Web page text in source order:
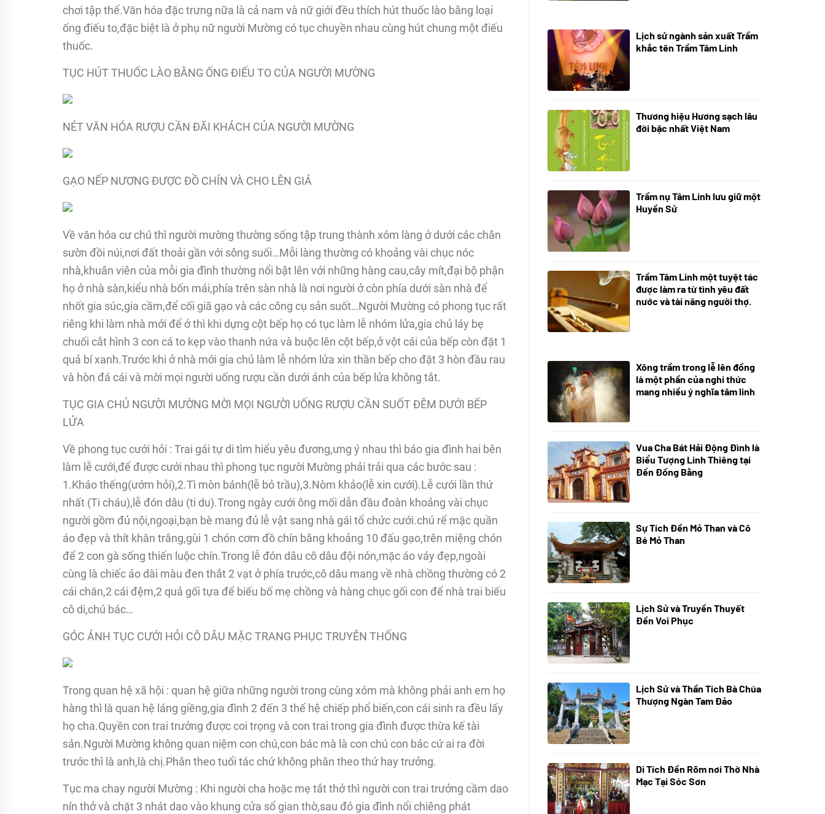
chơi tập thể.Văn hóa đặc trưng nữa là cả nam và nữ giới đều thích hút thuốc lào bằng loại
ống điếu to,đặc biệt là ở phụ nữ người Mường có tục chuyền nhau cùng hút chung một điếu
thuốc.
TỤC HÚT THUỐC LÀO BẰNG ỐNG ĐIẾU TO CỦA NGƯỜI MƯỜNG
NÉT VĂN HÓA RƯỢU CẦN ĐÃI KHÁCH CỦA NGƯỜI MƯỜNG
GẠO NẾP NƯƠNG ĐƯỢC ĐỒ CHÍN VÀ CHO LÊN GIÁ
Về văn hóa cư chú thì người mường thường sống tập trung thành xóm làng ở dưới các chân
sườn đồi núi,nơi đất thoải gần với sông suối…Mỗi làng thường có khoảng vài chục nóc
nhà,khuân viên của mỗi gia đình thường nổi bật lên với những hàng cau,cây mít,đại bộ phận
họ ở nhà sàn,kiểu nhà bốn mái,phía trên sàn nhà là nơi người ở còn phía dưới sàn nhà để
nhốt gia súc,gia cầm,để cối giã gạo và các công cụ sản suốt…Người Mường có phong tục rất
riêng khi làm nhà mới để ở thì khi dựng cột bếp họ có tục làm lễ nhóm lửa,gia chủ láy bẹ
chuối cắt hình 3 con cá to kẹp vào thanh nứa và buộc lên cột bếp,ở vột cái của bếp còn đặt 1
quả bí xanh.Trước khi ở nhà mới gia chủ làm lễ nhóm lửa xin thần bếp cho đặt 3 hòn đầu rau
và hòn đá cái và mời mọi người uống rượu cần dưới ánh của bếp lửa không tắt.
TỤC GIA CHỦ NGƯỜI MƯỜNG MỜI MỌI NGƯỜI UỐNG RƯỢU CẦN SUỐT ĐÊM DƯỚI BẾP
LỬA
Về phong tục cưới hỏi : Trai gái tự di tìm hiểu yêu đương,ưng ý nhau thì báo gia đình hai bên
làm lễ cưới,để được cưới nhau thì phong tục người Mường phải trải qua các bước sau :
1.Kháo thếng(ướm hỏi),2.Tì mòn bánh(lễ bỏ trầu),3.Nòm khảo(lễ xin cưới).Lễ cưới lần thứ
nhất (Ti cháu),lễ đón dâu (ti du).Trong ngày cưới ông mối dẫn đầu đoàn khoảng vài chục
người gồm đủ nội,ngoại,bạn bè mang đủ lễ vật sang nhà gái tổ chức cưới.chú rể mặc quần
áo đẹp và thít khăn trắng,gùi 1 chón cơm đồ chín bằng khoảng 10 đấu gạo,trên miệng chón
để 2 con gà sống thiến luộc chín.Trong lễ đón dâu cô dâu đội nón,mặc áo váy đẹp,ngoài
cùng là chiếc áo dài màu đen thắt 2 vạt ở phía trước,cô dâu mang về nhà chồng thường có 2
cái chăn,2 cái đệm,2 quả gối tựa để biếu bố mẹ chồng và hàng chục gối con để nhà trai biếu
cô di,chú bác…
GÓC ẢNH TỤC CƯỚI HỎI CÔ DÂU MẶC TRANG PHỤC TRUYÊN THỐNG
Trong quan hệ xã hội : quan hệ giữa những người trong cùng xóm mà không phải anh em họ
hàng thì là quan hệ láng giềng,gia đình 2 đến 3 thế hệ chiếp phổ biến,con cái sinh ra đều lấy
họ cha.Quyền con trai trưởng được coi trọng và con trai trong gia đình được thừa kế tài
sản.Người Mường không quan niệm con chú,con bác mà là con chú con bác cứ ai ra đời
trước thì là anh,là chị.Phân theo tuổi tác chứ không phân theo thứ hay trưởng.
Tục ma chay người Mường : Khi người cha hoặc mẹ tắt thở thì người con trai trưởng cầm dao
nín thở và chặt 3 nhát dao vào khung cửa sổ gian thờ,sau đó gia đình nổi chiêng phát
21/10/2025
Lịch sử ngành sản xuất Trầm
khắc tên Trầm Tâm Linh
18/10/2025
Thương hiệu Hương sạch lâu
đời bậc nhất Việt Nam
05/10/2025
Trầm nụ Tâm Linh lưu giữ một
Huyền Sử
09/06/2024
Trầm Tâm Linh một tuyệt tác
được làm ra từ tình yêu đất
nước và tài năng người thợ.
21/07/2024
Xông trầm trong lễ lên đồng
là một phần của nghi thức
mang nhiều ý nghĩa tâm linh
08/07/2024
Vua Cha Bát Hải Động Đình là
Biểu Tượng Linh Thiêng tại
Đền Đồng Bằng
08/07/2024
Sự Tích Đền Mỏ Than và Cô
Bé Mỏ Than
07/07/2024
Lịch Sử và Truyền Thuyết
Đền Voi Phục
05/07/2024
Lịch Sử và Thần Tích Bà Chúa
Thượng Ngàn Tam Đảo
05/07/2024
Di Tích Đền Rõm nơi Thờ Nhà
Mạc Tại Sóc Sơn